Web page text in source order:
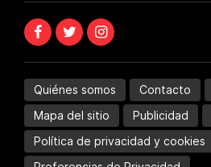
Quiénes somos Contacto
Mapa del sitio
Publicidad
Política de privacidad y cookies